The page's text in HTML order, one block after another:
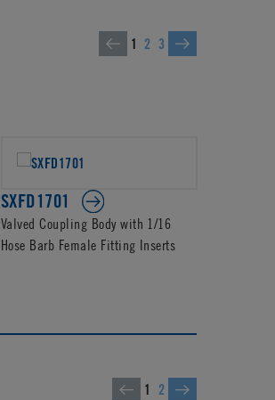
1 2 3
SXFD1701
Valved Coupling Body with 1/16
Hose Barb Female Fitting Inserts
1 2